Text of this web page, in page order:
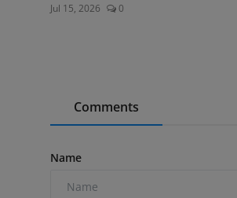
Jul 15, 2026 0
Comments
Name